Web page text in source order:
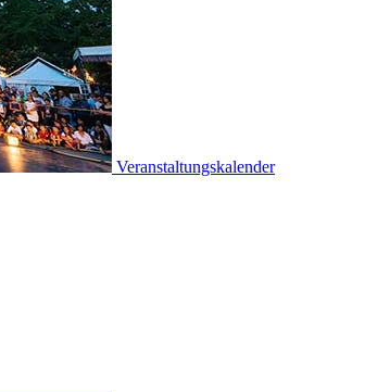
Veranstaltungskalender